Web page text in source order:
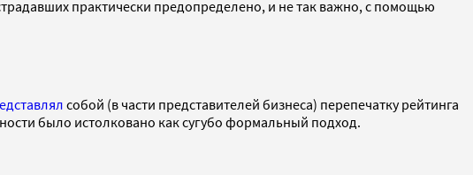
практически предопределено, и не так важно, с помощью
собой (в части представителей бизнеса) перепечатку рейтинга
было истолковано как сугубо формальный подход.